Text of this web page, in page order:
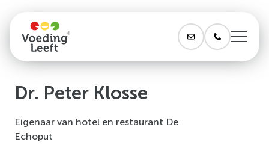
Dr. Peter Klosse
Eigenaar van hotel en restaurant De
Echoput